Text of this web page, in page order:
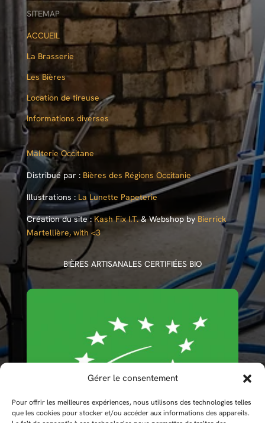
Gérer le consentement
Pour offrir les meilleures expériences, nous utilisons des technologies telles
que les cookies pour stocker et/ou accéder aux informations des appareils.
SITEMAP
ACCUEIL
La Brasserie
Les Bières
Location de tireuse
Informations diverses
Malterie Occitane
Distribué par : Bières des Régions Occitanie
Illustrations : La Lunette Papeterie
Création du site : Kash Fix I.T. & Webshop by Bierrick
Martellière, with <3
BIÈRES ARTISANALES CERTIFIÉES BIO